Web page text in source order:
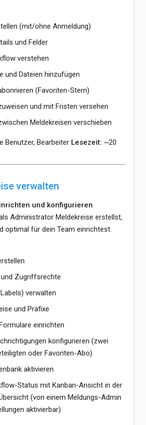
(mit/ohne Anmeldung)
und Felder
verstehen
und Dateien hinzufügen
(Favoriten-Stern)
und mit Fristen versehen
Meldekreisen verschieben
Benutzer, Bearbeiter Lesezeit: ~20
verwalten
und konfigurieren
Administrator Meldekreise erstellst,
optimal für dein Team einrichtest.
Zugriffsrechte
verwalten
und Präfixe
einrichten
konfigurieren (zwei
oder Favoriten-Abo)
aktivieren
Status mit Kanban-Ansicht in der
(von einem Meldungs-Admin
aktivierbar)